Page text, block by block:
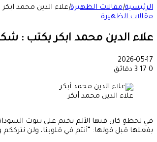
الرئيسية|مقالات الظهيرة|علاء الدين محمد
مقالات الظهيرة
علاء الدين محمد ابكر يكتب :
2026-05-17
0
3 دقائق
علاء الدين محمد أبكر
في لحظةٍ كان فيها الألم يخيم على بيوت
بفعلها قبل قولها: “أنتم في قلوبنا، ولن